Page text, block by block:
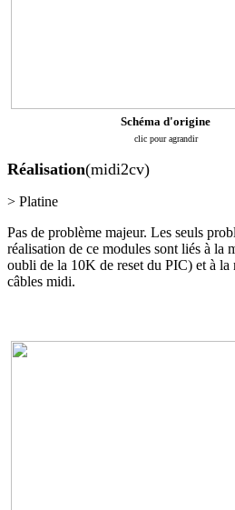
Schéma d'origine
clic pour agrandir
Réalisation(midi2cv)
> Platine
Pas de problème majeur. Les seuls
réalisation de ce modules sont liés à la
oubli de la 10K de reset du PIC) et à la
câbles midi.